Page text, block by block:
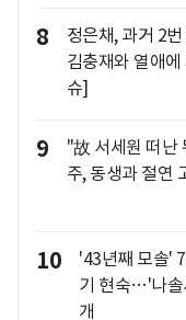
8
정은채, 과거 2
김충재와 열애
슈]
9
"故 서세원 떠
주, 동생과 절연
10
'43년째 모솔'
기 현숙…'나솔
개